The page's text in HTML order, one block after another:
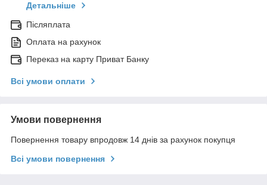
Детальніше
Післяплата
Оплата на рахунок
Переказ на карту Приват Банку
Всі умови оплати
Умови повернення
Повернення товару впродовж 14 днів за рахунок покупця
Всі умови повернення